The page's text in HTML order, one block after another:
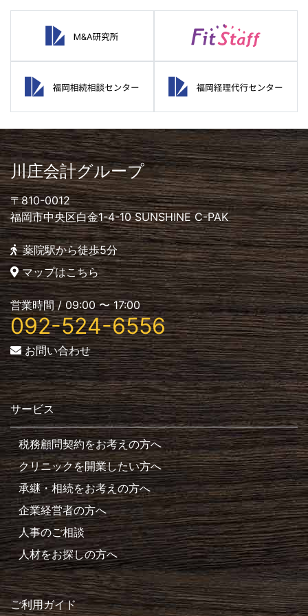
川庄会計グループ
〒810-0012
福岡市中央区白金1-4-10 SUNSHINE C-PAK
薬院駅から徒歩5分
マップはこちら
営業時間 / 09:00 〜 17:00
092-524-6556
お問い合わせ
サービス
税務顧問契約をお考えの方へ
クリニックを開業したい方へ
承継・相続をお考えの方へ
企業経営者の方へ
人事のご相談
人材をお探しの方へ
ご利用ガイド